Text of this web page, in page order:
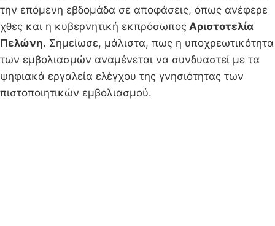
την επόμενη εβδομάδα σε αποφάσεις, όπως ανέφερε
χθες και η κυβερνητική εκπρόσωπος Αριστοτελία
Πελώνη. Σημείωσε, μάλιστα, πως η υποχρεωτικότητα
των εμβολιασμών αναμένεται να συνδυαστεί με τα
ψηφιακά εργαλεία ελέγχου της γνησιότητας των
πιστοποιητικών εμβολιασμού.